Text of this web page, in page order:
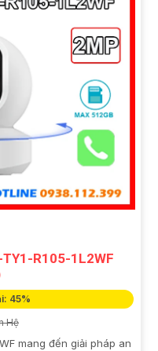
TY1-R105-1L2WF
45%
Hệ
mang đến giải pháp an